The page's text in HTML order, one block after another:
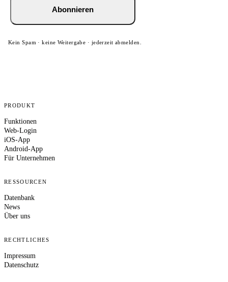
Abonnieren
Kein Spam · keine Weitergabe · jederzeit abmelden.
PRODUKT
Funktionen
Web-Login
iOS-App
Android-App
Für Unternehmen
RESSOURCEN
Datenbank
News
Über uns
RECHTLICHES
Impressum
Datenschutz